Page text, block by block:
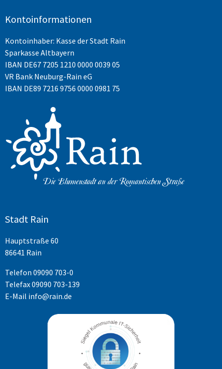
Kontoinformationen
Kontoinhaber: Kasse der Stadt Rain
Sparkasse Altbayern
IBAN DE67 7205 1210 0000 0039 05
VR Bank Neuburg-Rain eG
IBAN DE89 7216 9756 0000 0981 75
Stadt Rain
Hauptstraße 60
86641 Rain
Telefon 09090 703-0
Telefax 09090 703-139
E-Mail info@rain.de